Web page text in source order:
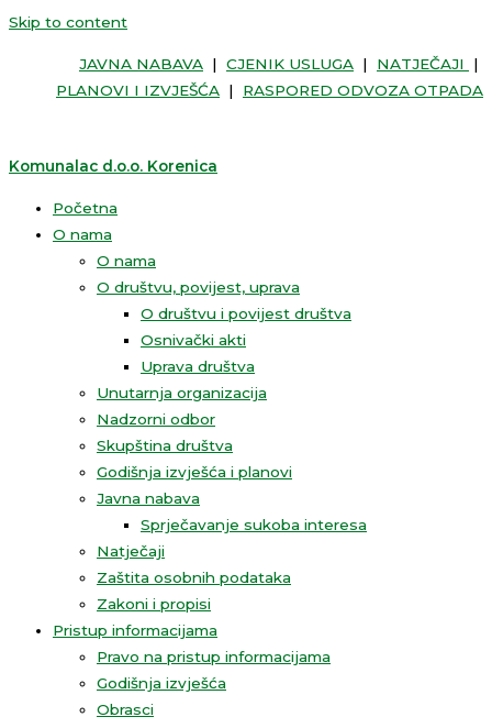
Skip to content
JAVNA NABAVA | CJENIK USLUGA | NATJEČAJI
|
PLANOVI I IZVJEŠĆA | RASPORED ODVOZA OTPADA
Komunalac d.o.o. Korenica
Početna
O nama
O nama
O društvu, povijest, uprava
O društvu i povijest društva
Osnivački akti
Uprava društva
Unutarnja organizacija
Nadzorni odbor
Skupština društva
Godišnja izvješća i planovi
Javna nabava
Sprječavanje sukoba interesa
Natječaji
Zaštita osobnih podataka
Zakoni i propisi
Pristup informacijama
Pravo na pristup informacijama
Godišnja izvješća
Obrasci